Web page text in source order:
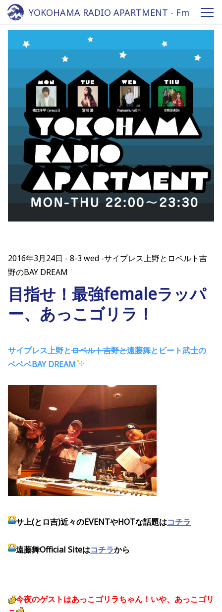
YOKOHAMA RADIO APARTMENT - Fm
yokohama 84.7
2016年3月24日
8-3 wed -サイプレス上野とロベルト吉
野のBAY DREAM
目指せ！最強femaleラッパ
ー、あっこゴリラ！
サイプレス上野とロベルト吉野と遠藤舞とビート武士の
ベベベBAY DREAM
サ上(とロ吉)近々のEVENTやHOTな話題はコチラ
遠藤舞Official Siteはコチラから
今夜のゲストはあっこゴリラちゃん！いや、あっこゴリ